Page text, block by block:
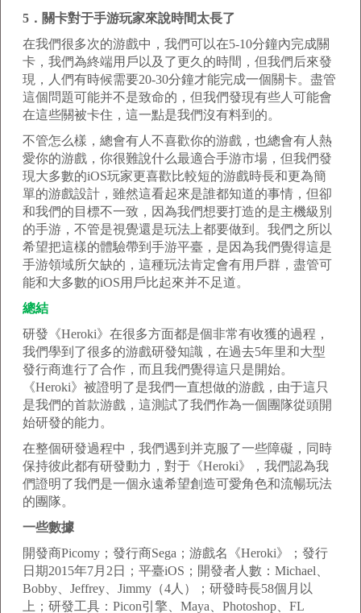
5．關卡對于手游玩家來說時間太長了
在我們很多次的游戲中，我們可以在5-10分鐘內完成關
卡，我們為終端用戶以及了更久的時間，但我們后來發
現，人們有時候需要20-30分鐘才能完成一個關卡。盡管
這個問題可能并不是致命的，但我們發現有些人可能會
在這些關被卡住，這一點是我們沒有料到的。
不管怎么樣，總會有人不喜歡你的游戲，也總會有人熱
愛你的游戲，你很難說什么最適合手游市場，但我們發
現大多數的iOS玩家更喜歡比較短的游戲時長和更為簡
單的游戲設計，雖然這看起來是誰都知道的事情，但卻
和我們的目標不一致，因為我們想要打造的是主機級別
的手游，不管是視覺還是玩法上都要做到。我們之所以
希望把這樣的體驗帶到手游平臺，是因為我們覺得這是
手游領域所欠缺的，這種玩法肯定會有用戶群，盡管可
能和大多數的iOS用戶比起來并不足道。
總結
研發《Heroki》在很多方面都是個非常有收獲的過程，
我們學到了很多的游戲研發知識，在過去5年里和大型
發行商進行了合作，而且我們覺得這只是開始。
《Heroki》被證明了是我們一直想做的游戲，由于這只
是我們的首款游戲，這測試了我們作為一個團隊從頭開
始研發的能力。
在整個研發過程中，我們遇到并克服了一些障礙，同時
保持彼此都有研發動力，對于《Heroki》，我們認為我
們證明了我們是一個永遠希望創造可愛角色和流暢玩法
的團隊。
一些數據
開發商Picomy；發行商Sega；游戲名《Heroki》；發行
日期2015年7月2日；平臺iOS；開發者人數：Michael、
Bobby、Jeffrey、Jimmy（4人）；研發時長58個月以
上；研發工具：Picon引擎、Maya、Photoshop、FL